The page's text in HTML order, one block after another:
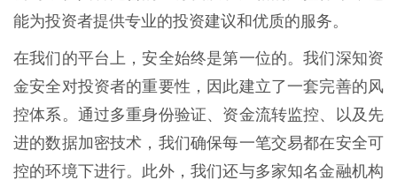
能为投资者提供专业的投资建议和优质的服务。
在我们的平台上，安全始终是第一位的。我们深知资
金安全对投资者的重要性，因此建立了一套完善的风
控体系。通过多重身份验证、资金流转监控、以及先
进的数据加密技术，我们确保每一笔交易都在安全可
控的环境下进行。此外，我们还与多家知名金融机构